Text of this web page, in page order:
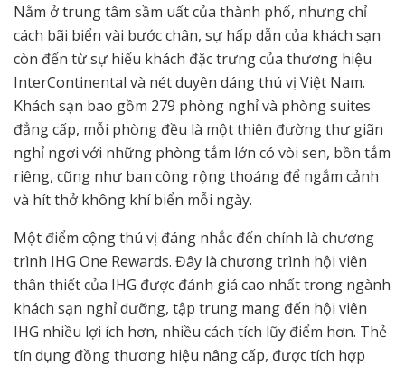
Nằm ở trung tâm sầm uất của thành phố, nhưng chỉ
cách bãi biển vài bước chân, sự hấp dẫn của khách sạn
còn đến từ sự hiếu khách đặc trưng của thương hiệu
InterContinental và nét duyên dáng thú vị Việt Nam.
Khách sạn bao gồm 279 phòng nghỉ và phòng suites
đẳng cấp, mỗi phòng đều là một thiên đường thư giãn
nghỉ ngơi với những phòng tắm lớn có vòi sen, bồn tắm
riêng, cũng như ban công rộng thoáng để ngắm cảnh
và hít thở không khí biển mỗi ngày.
Một điểm cộng thú vị đáng nhắc đến chính là chương
trình IHG One Rewards. Đây là chương trình hội viên
thân thiết của IHG được đánh giá cao nhất trong ngành
khách sạn nghỉ dưỡng, tập trung mang đến hội viên
IHG nhiều lợi ích hơn, nhiều cách tích lũy điểm hơn. Thẻ
tín dụng đồng thương hiệu nâng cấp, được tích hợp